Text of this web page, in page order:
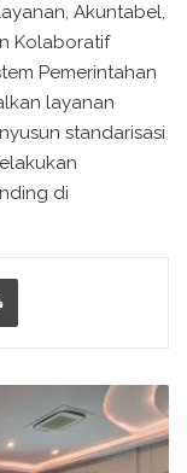
Akuntabel,
Kolaboratif
Pemerintahan
layanan
standarisasi
di